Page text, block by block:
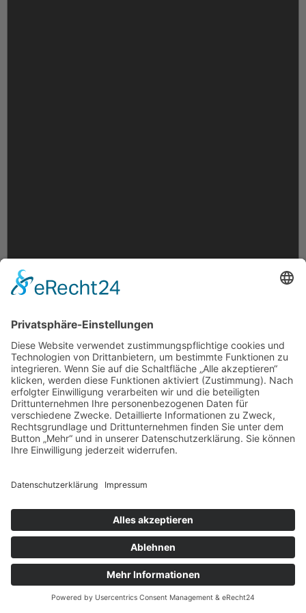
Hinweis
22 Dezember
Ganztägig
Weihnachtsferien
22 Dezember
Ganztägig
Weihnachtsferien
22 Dezember
Ganztägig
22 Dezember
Weihnachtsferien
22 Dezember
Ganztägig
Weihnachtsferien
22 Dezember